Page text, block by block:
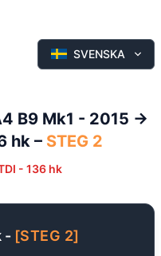
SVENSKA
B9 Mk1 - 2015 ->
hk– STEG 2
- 136 hk
- [STEG 2]